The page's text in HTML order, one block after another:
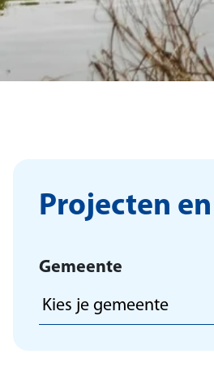
Projecten
Gemeente